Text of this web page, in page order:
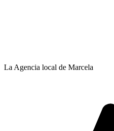
La Agencia local de Marcela